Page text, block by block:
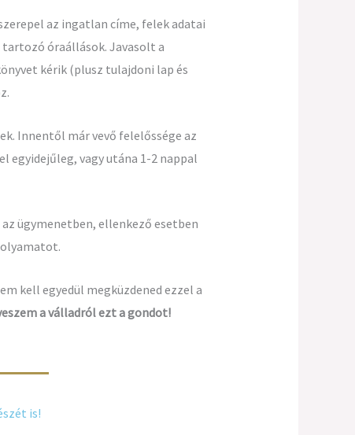
az ingatlan címe, felek adatai
tartozó óraállások. Javasolt a
kérik (plusz tulajdoni lap és
Innentől már vevő felelőssége az
egyidejűleg, vagy utána 1-2 nappal
ügymenetben, ellenkező esetben
kell egyedül megküzdened ezzel a
a válladról ezt a gondot!
is!